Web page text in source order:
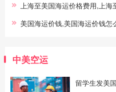
上海至美国海运价格费用,上海
美国海运价钱,美国海运价钱怎
中美空运
留学生发美